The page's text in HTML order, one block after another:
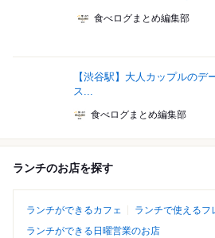
食べログまとめ編集部
【渋谷駅】大人カップルの
ス...
食べログまとめ編集部
ランチのお店を探す
ランチができるカフェ
ランチで使えるフ
ランチができる日曜営業のお店